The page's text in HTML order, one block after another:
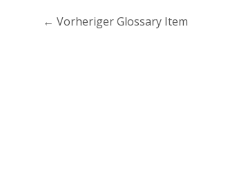
← Vorheriger Glossary Item